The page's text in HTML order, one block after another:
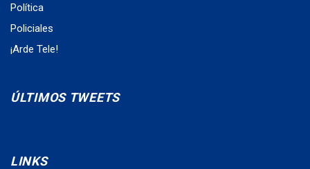
Política
Policiales
¡Arde Tele!
ÚLTIMOS TWEETS
LINKS